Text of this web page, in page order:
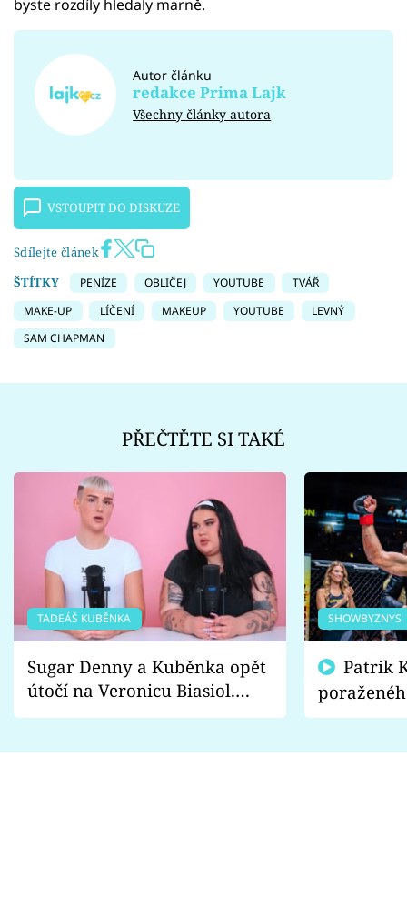
byste rozdíly hledaly marně.
Autor článku
redakce Prima Lajk
Všechny články autora
VSTOUPIT DO DISKUZE
Sdílejte článek
ŠTÍTKY
PENÍZE OBLIČEJ YOUTUBE
TVÁŘ
MAKE-UP
LÍČENÍ MAKEUP YOUTUBE
LEVNÝ
SAM CHAPMAN
PŘEČTĚTE SI TAKÉ
TADEÁŠ KUBĚNKA
Sugar Denny a Kuběnka opět
útočí na Veronicu Biasiol.
Proč je podle nich falešná a
SHOWBYZNYS
fanoušci